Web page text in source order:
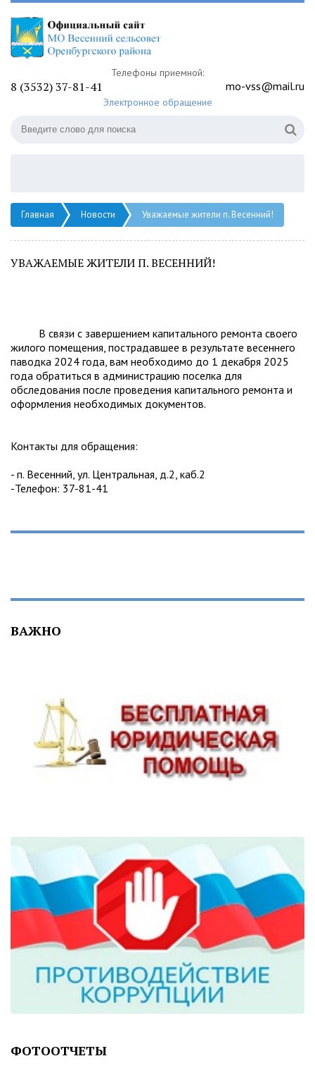
Телефоны приемной:
8 (3532) 37-81-41 mo-vss@mail.ru
Электронное обращение
Главная Новости Уважаемые жители п. Весенний!
УВАЖАЕМЫЕ ЖИТЕЛИ П. ВЕСЕННИЙ!
В связи с завершением капитального ремонта своего
жилого помещения, пострадавшее в результате весеннего
паводка 2024 года, вам необходимо до 1 декабря 2025
года обратиться в администрацию поселка для
обследования после проведения капитального ремонта и
оформления необходимых документов.
Контакты для обращения:
- п. Весенний, ул. Центральная, д.2, каб.2
-Телефон: 37-81-41
ВАЖНО
ФОТООТЧЕТЫ